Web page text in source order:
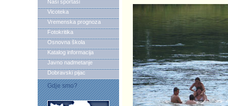
Naši sportaši
Vicoteka
Vremenska prognoza
Fotokritika
Osnovna škola
Katalog informacija
Javno nadmetanje
Dobravski pijac
Gdje smo?